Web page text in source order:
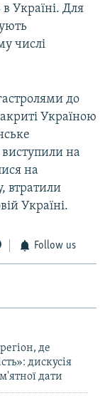
Україні. Для
числі
до
Україною
виступили на
на
втратили
Україні.
Follow us
де
дискусія
дати